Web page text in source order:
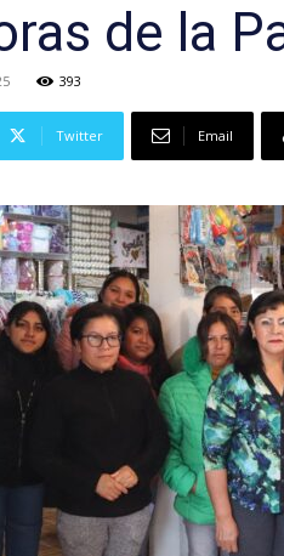
de la
393
Twitter Email